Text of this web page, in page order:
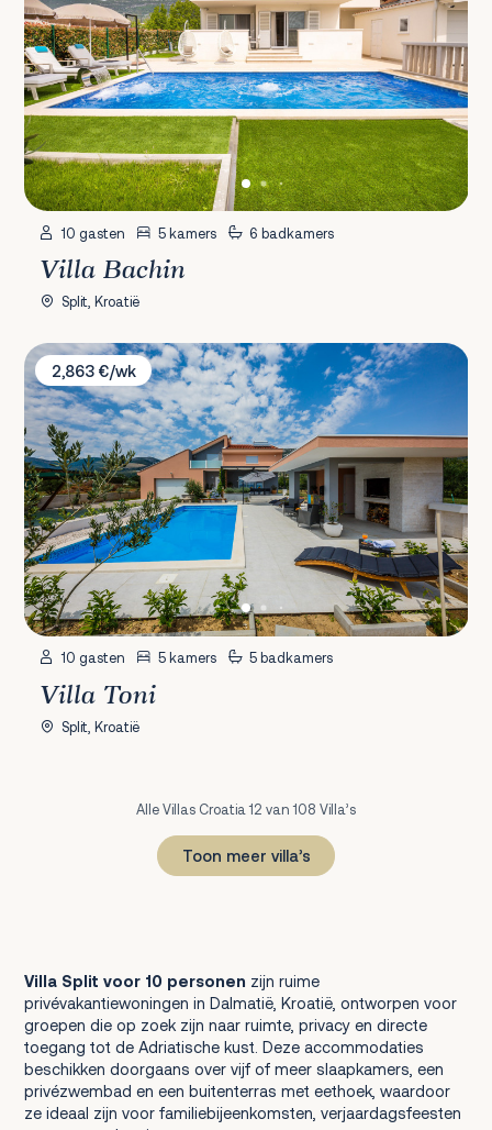
10 gasten 5 kamers 6 badkamers
Villa Bachin
Split, Kroatië
Villa Toni
2,863 €/wk
10 gasten 5 kamers 5 badkamers
Villa Toni
Split, Kroatië
Alle Villas Croatia 12 van 108 Villa’s
Toon meer villa’s
Villa Split voor 10 personen zijn ruime
privévakantiewoningen in Dalmatië, Kroatië, ontworpen voor
groepen die op zoek zijn naar ruimte, privacy en directe
toegang tot de Adriatische kust. Deze accommodaties
beschikken doorgaans over vijf of meer slaapkamers, een
privézwembad en een buitenterras met eethoek, waardoor
ze ideaal zijn voor familiebijeenkomsten, verjaardagsfeesten